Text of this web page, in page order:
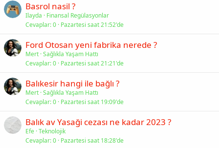
Basrol nasil ?
Ilayda
Finansal Regülasyonlar
Cevaplar 0 Pazartesi saat 21:52'de
Ford Otosan yeni fabrika nerede ?
Mert Sağlıkla Yaşam Hattı
Cevaplar 0 Pazartesi saat 21:21'de
Balıkesir hangi ile bağlı ?
Mert Sağlıkla Yaşam Hattı
Cevaplar 0 Pazartesi saat 19:09'de
Balık av Yasaği cezası ne kadar 2023 ?
Efe Teknolojik
Cevaplar 0 Pazartesi saat 18:28'de